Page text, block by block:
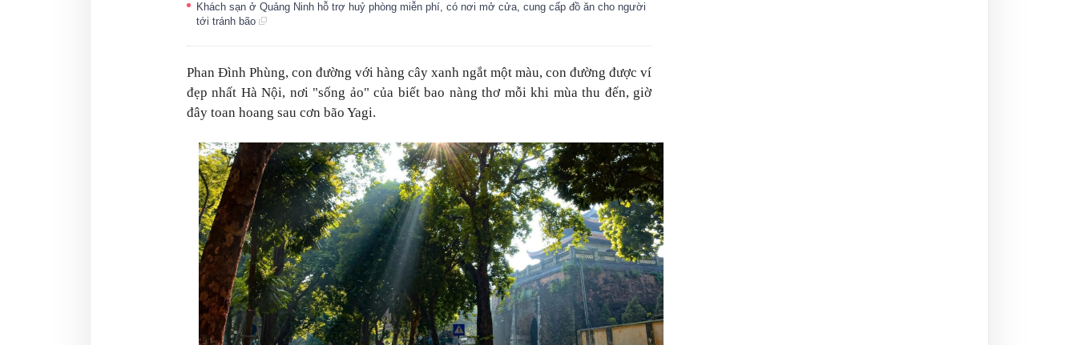
Khách sạn ở Quảng Ninh hỗ trợ huỷ phòng miễn phí, có nơi mở cửa, cung cấp đồ ăn cho người
tới tránh bão
Phan Đình Phùng, con đường với hàng cây xanh ngắt một màu, con đường được ví
đẹp nhất Hà Nội, nơi "sống ảo" của biết bao nàng thơ mỗi khi mùa thu đến, giờ
đây toan hoang sau cơn bão Yagi.